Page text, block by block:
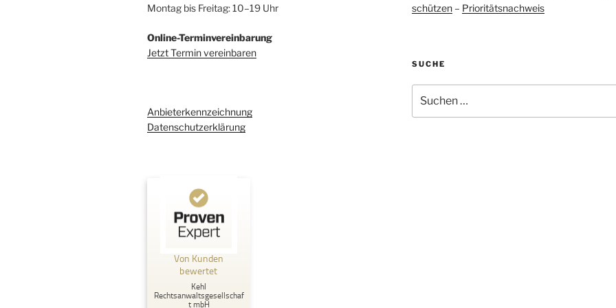
Montag bis Freitag: 10–19 Uhr
Online-Terminvereinbarung
Jetzt Termin vereinbaren
Anbieterkennzeichnung
Datenschutzerklärung
Von Kunden
bewertet
Kehl
Rechtsanwaltsgesellschaf
t mbH
Kundenbewertungen und Erfahrungen zu
Kehl Rechtsanwaltsgesellschaft mbH
schützen– Prioritätsnachweis
SUCHE
nach: